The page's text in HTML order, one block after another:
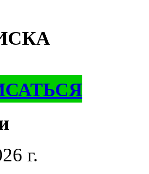
г.